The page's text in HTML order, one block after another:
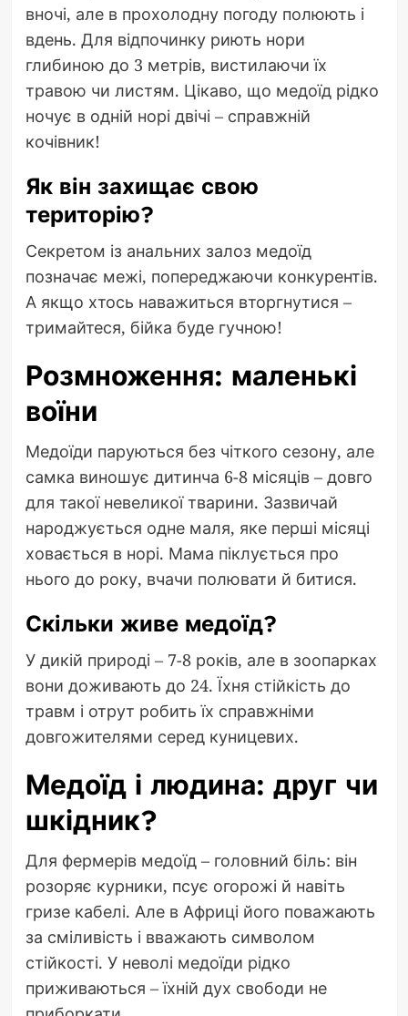
вночі, але в прохолодну погоду полюють і
вдень. Для відпочинку риють нори
глибиною до 3 метрів, вистилаючи їх
травою чи листям. Цікаво, що медоїд рідко
ночує в одній норі двічі – справжній
кочівник!
Як він захищає свою
територію?
Секретом із анальних залоз медоїд
позначає межі, попереджаючи конкурентів.
А якщо хтось наважиться вторгнутися –
тримайтеся, бійка буде гучною!
Розмноження: маленькі
воїни
Медоїди паруються без чіткого сезону, але
самка виношує дитинча 6-8 місяців – довго
для такої невеликої тварини. Зазвичай
народжується одне маля, яке перші місяці
ховається в норі. Мама піклується про
нього до року, вчачи полювати й битися.
Скільки живе медоїд?
У дикій природі – 7-8 років, але в зоопарках
вони доживають до 24. Їхня стійкість до
травм і отрут робить їх справжніми
довгожителями серед куницевих.
Медоїд і людина: друг чи
шкідник?
Для фермерів медоїд – головний біль: він
розоряє курники, псує огорожі й навіть
гризе кабелі. Але в Африці його поважають
за сміливість і вважають символом
стійкості. У неволі медоїди рідко
приживаються – їхній дух свободи не